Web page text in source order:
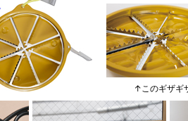
↑このギザギ